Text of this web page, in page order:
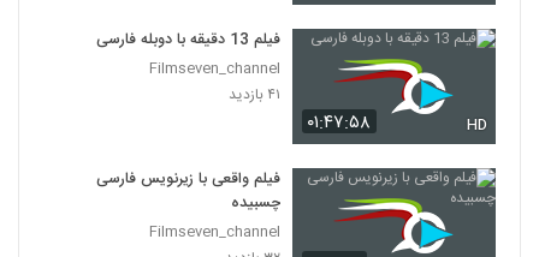
۰۱:۴۷:۵۸ HD
فیلم 13 دقیقه با دوبله فارسی
Filmseven_channel
۴۱ بازدید
فیلم واقعی با زیرنویس فارسی
چسبیده
Filmseven_channel